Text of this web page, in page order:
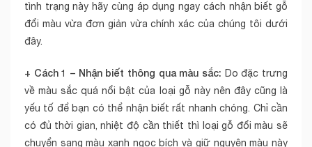
tình trạng này hãy cùng áp dụng ngay cách nhận biết gỗ
đổi màu vừa đơn giản vừa chính xác của chúng tôi dưới
đây.
+ Cách 1 – Nhận biết thông qua màu sắc: Do đặc trưng
về màu sắc quá nổi bật của loại gỗ này nên đây cũng là
yếu tố để bạn có thể nhận biết rất nhanh chóng. Chỉ cần
có đủ thời gian, nhiệt độ cần thiết thì loại gỗ đổi màu sẽ
chuyển sang màu xanh ngọc bích và giữ nguyên màu này